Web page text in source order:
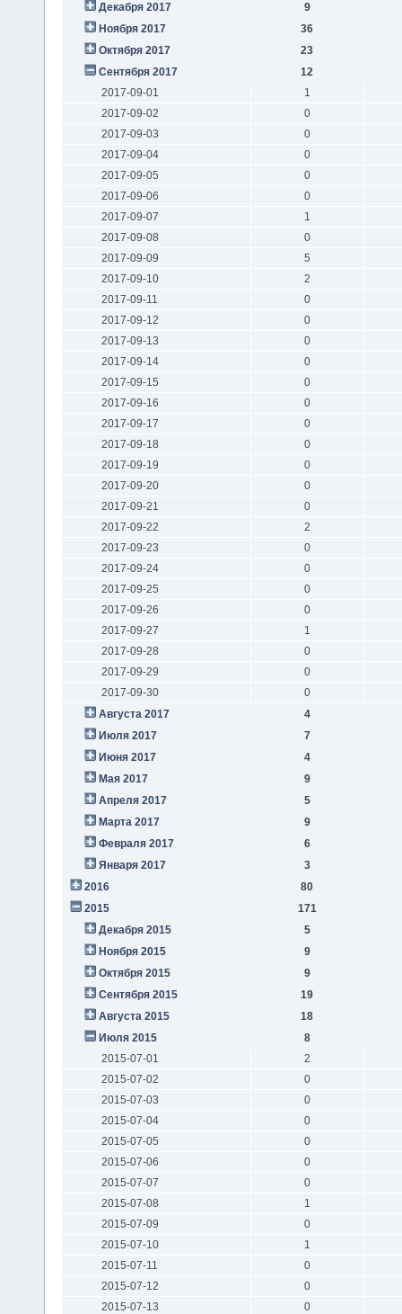
Декабря 2017
9
Ноября 2017
36
Октября 2017
23
Сентября 2017
12
2017-09-01
1
2017-09-02
0
2017-09-03
0
2017-09-04
0
2017-09-05
0
2017-09-06
0
2017-09-07
1
2017-09-08
0
2017-09-09
5
2017-09-10
2
2017-09-11
0
2017-09-12
0
2017-09-13
0
2017-09-14
0
2017-09-15
0
2017-09-16
0
2017-09-17
0
2017-09-18
0
2017-09-19
0
2017-09-20
0
2017-09-21
0
2017-09-22
2
2017-09-23
0
2017-09-24
0
2017-09-25
0
2017-09-26
0
2017-09-27
1
2017-09-28
0
2017-09-29
0
2017-09-30
0
Августа 2017
4
Июля 2017
7
Июня 2017
4
Мая 2017
9
Апреля 2017
5
Марта 2017
9
Февраля 2017
6
Января 2017
3
2016
80
2015
171
Декабря 2015
5
Ноября 2015
9
Октября 2015
9
Сентября 2015
19
Августа 2015
18
Июля 2015
8
2015-07-01
2
2015-07-02
0
2015-07-03
0
2015-07-04
0
2015-07-05
0
2015-07-06
0
2015-07-07
0
2015-07-08
1
2015-07-09
0
2015-07-10
1
2015-07-11
0
2015-07-12
0
2015-07-13
0